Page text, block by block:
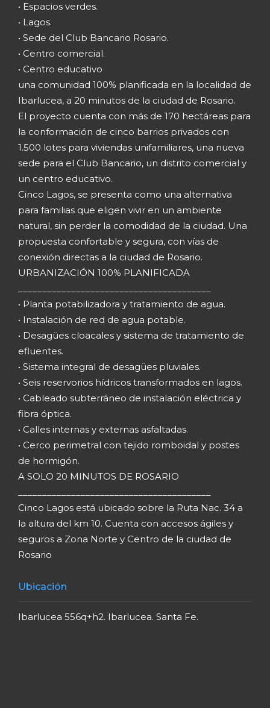
• Espacios verdes.
• Lagos.
• Sede del Club Bancario Rosario.
• Centro comercial.
• Centro educativo
una comunidad 100% planificada en la localidad de
Ibarlucea, a 20 minutos de la ciudad de Rosario.
El proyecto cuenta con más de 170 hectáreas para
la conformación de cinco barrios privados con
1.500 lotes para viviendas unifamiliares, una nueva
sede para el Club Bancario, un distrito comercial y
un centro educativo.
Cinco Lagos, se presenta como una alternativa
para familias que eligen vivir en un ambiente
natural, sin perder la comodidad de la ciudad. Una
propuesta confortable y segura, con vías de
conexión directas a la ciudad de Rosario.
URBANIZACIÓN 100% PLANIFICADA
• Planta potabilizadora y tratamiento de agua.
• Instalación de red de agua potable.
• Desagües cloacales y sistema de tratamiento de
efluentes.
• Sistema integral de desagües pluviales.
• Seis reservorios hídricos transformados en lagos.
• Cableado subterráneo de instalación eléctrica y
fibra óptica.
• Calles internas y externas asfaltadas.
• Cerco perimetral con tejido romboidal y postes
de hormigón.
A SOLO 20 MINUTOS DE ROSARIO
Cinco Lagos está ubicado sobre la Ruta Nac. 34 a
la altura del km 10. Cuenta con accesos ágiles y
seguros a Zona Norte y Centro de la ciudad de
Rosario
Ubicación
Ibarlucea 556q+h2. Ibarlucea. Santa Fe.